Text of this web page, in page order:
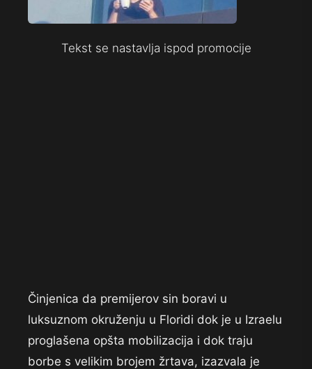
Tekst se nastavlja ispod promocije
Činjenica da premijerov sin boravi u
luksuznom okruženju u Floridi dok je u Izraelu
proglašena opšta mobilizacija i dok traju
borbe s velikim brojem žrtava, izazvala je